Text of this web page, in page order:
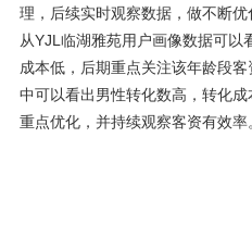
理，后续实时观察数据，做不断优
从YJL临湖雅苑用户画像数据可
成本低，后期重点关注该年龄段
中可以看出男性转化数高，转化
重点优化，并持续观察客资有效率